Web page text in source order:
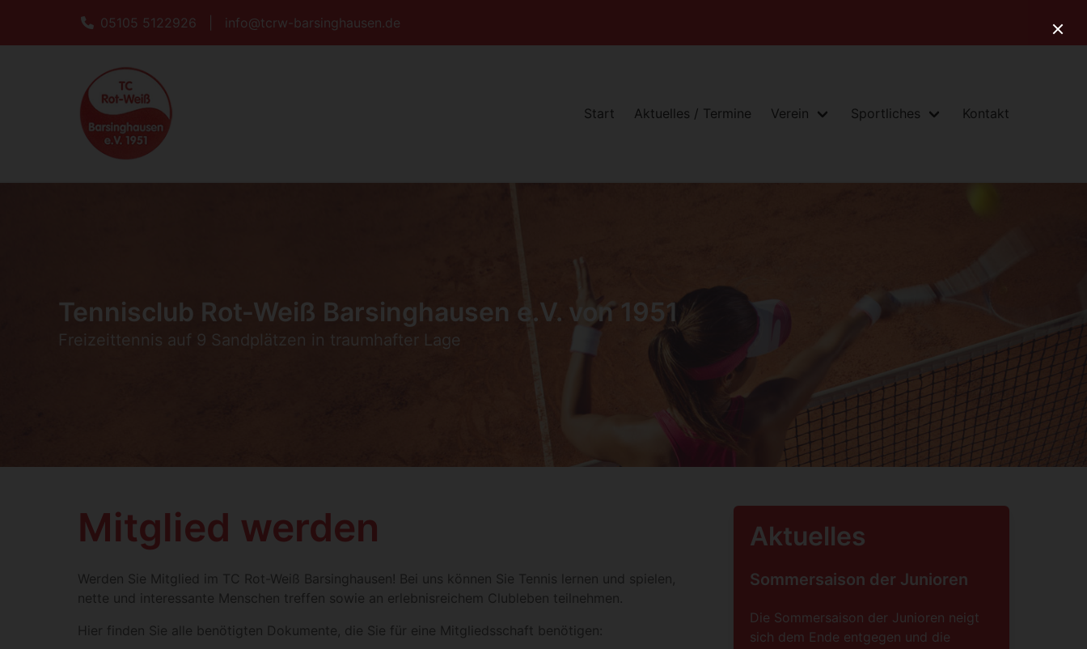
05105 5122926 info@tcrw-barsinghausen.de
Start Aktuelles / Termine Verein Sportliches Kontakt
Tennisclub Rot-Weiß Barsinghausen e.V. von 1951
Freizeittennis auf 9 Sandplätzen in traumhafter Lage
Mitglied werden
Werden Sie Mitglied im TC Rot-Weiß Barsinghausen! Bei uns können Sie Tennis lernen und spielen,
nette und interessante Menschen treffen sowie an erlebnisreichem Clubleben teilnehmen.
Hier finden Sie alle benötigten Dokumente, die Sie für eine Mitgliedsschaft benötigen:
Aktuelles
Sommersaison der Junioren
Die Sommersaison der Junioren neigt
sich dem Ende entgegen und die